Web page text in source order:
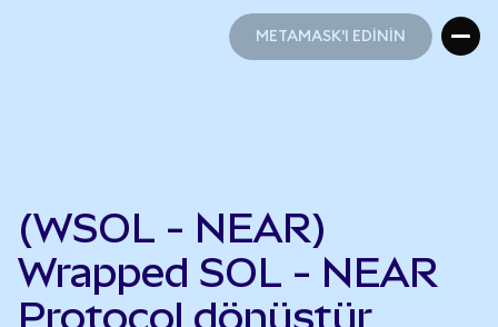
METAMASK'I EDİNİN
(WSOL - NEAR)
Wrapped SOL - NEAR
Protocol dönüştür